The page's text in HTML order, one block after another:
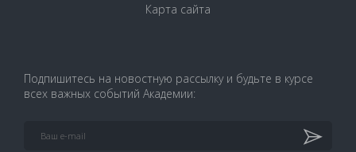
Карта сайта
Подпишитесь на новостную рассылку и будьте в курсе
всех важных событий Академии: